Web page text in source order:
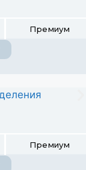
Премиум
Премиум